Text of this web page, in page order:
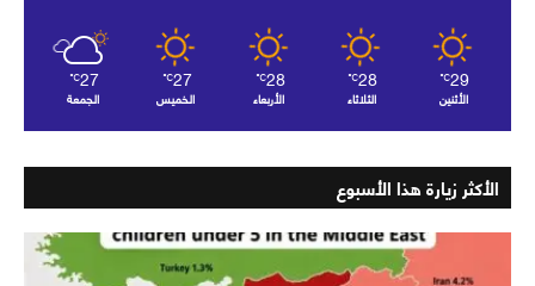
29
℃
الأثنين
28
℃
الثلاثاء
28
℃
الأربعاء
27
℃
الخميس
27
℃
الجمعة
الأكثر زيارة هذا الأسبوع